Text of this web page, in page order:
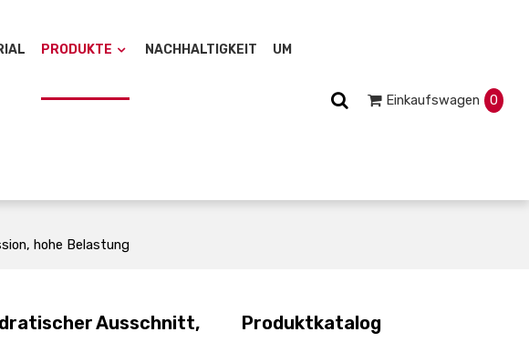
PRODUKTE NACHHALTIGKEIT UM
Einkaufswagen 0
hohe Belastung
Ausschnitt,
Produktkatalog